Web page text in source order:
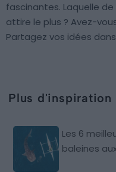
fascinantes. Laquelle
attire le plus ? Avez-
Partagez vos idées
Plus d'inspiration
Les 6
baleines